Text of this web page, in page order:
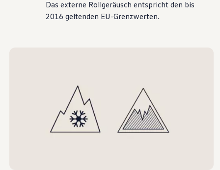
Das externe Rollgeräusch entspricht den bis
2016 geltenden EU-Grenzwerten.